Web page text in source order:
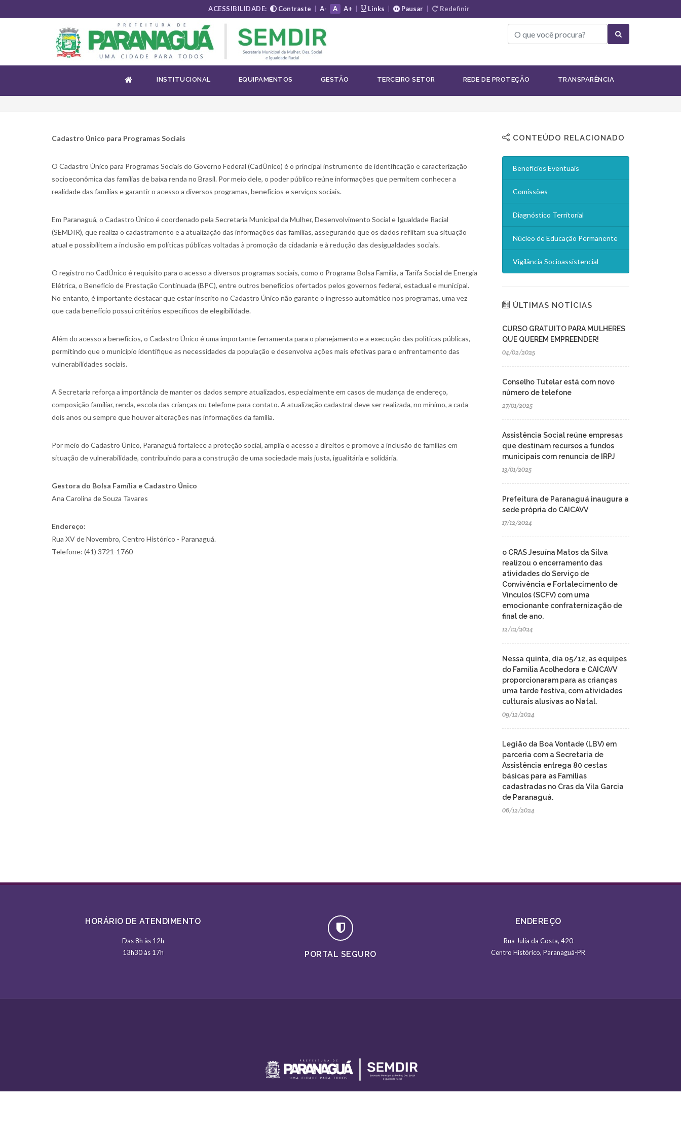
ACESSIBILIDADE: Contraste A- A A+ Links Pausar Redefinir
INSTITUCIONAL EQUIPAMENTOS GESTÃO TERCEIRO SETOR REDE DE PROTEÇÃO TRANSPARÊNCIA
CADASTRO ÚNICO PARA PROGRAMAS SOCIAIS Gestão Gestão do SUAS
Cadastro Único para Programas Sociais
O Cadastro Único para Programas Sociais do Governo Federal (CadÚnico) é o principal instrumento de identificação e caracterização
socioeconômica das famílias de baixa renda no Brasil. Por meio dele, o poder público reúne informações que permitem conhecer a
realidade das famílias e garantir o acesso a diversos programas, benefícios e serviços sociais.
Em Paranaguá, o Cadastro Único é coordenado pela Secretaria Municipal da Mulher, Desenvolvimento Social e Igualdade Racial
(SEMDIR), que realiza o cadastramento e a atualização das informações das famílias, assegurando que os dados reflitam sua situação
atual e possibilitem a inclusão em políticas públicas voltadas à promoção da cidadania e à redução das desigualdades sociais.
O registro no CadÚnico é requisito para o acesso a diversos programas sociais, como o Programa Bolsa Família, a Tarifa Social de Energia
Elétrica, o Benefício de Prestação Continuada (BPC), entre outros benefícios ofertados pelos governos federal, estadual e municipal.
No entanto, é importante destacar que estar inscrito no Cadastro Único não garante o ingresso automático nos programas, uma vez
que cada benefício possui critérios específicos de elegibilidade.
Além do acesso a benefícios, o Cadastro Único é uma importante ferramenta para o planejamento e a execução das políticas públicas,
permitindo que o município identifique as necessidades da população e desenvolva ações mais efetivas para o enfrentamento das
vulnerabilidades sociais.
A Secretaria reforça a importância de manter os dados sempre atualizados, especialmente em casos de mudança de endereço,
composição familiar, renda, escola das crianças ou telefone para contato. A atualização cadastral deve ser realizada, no mínimo, a cada
dois anos ou sempre que houver alterações nas informações da família.
Por meio do Cadastro Único, Paranaguá fortalece a proteção social, amplia o acesso a direitos e promove a inclusão de famílias em
situação de vulnerabilidade, contribuindo para a construção de uma sociedade mais justa, igualitária e solidária.
Gestora do Bolsa Família e Cadastro Único
Ana Carolina de Souza Tavares
Endereço:
Rua XV de Novembro, Centro Histórico - Paranaguá.
Telefone: (41) 3721-1760
CONTEÚDO RELACIONADO
Benefícios Eventuais
Comissões
Diagnóstico Territorial
Núcleo de Educação Permanente
Vigilância Socioassistencial
ÚLTIMAS NOTÍCIAS
CURSO GRATUITO PARA MULHERES
QUE QUEREM EMPREENDER!
04/02/2025
Conselho Tutelar está com novo
número de telefone
27/01/2025
Assistência Social reúne empresas
que destinam recursos a fundos
municipais com renuncia de IRPJ
13/01/2025
Prefeitura de Paranaguá inaugura a
sede própria do CAICAVV
17/12/2024
o CRAS Jesuína Matos da Silva
realizou o encerramento das
atividades do Serviço de
Convivência e Fortalecimento de
Vínculos (SCFV) com uma
emocionante confraternização de
final de ano.
12/12/2024
Nessa quinta, dia 05/12, as equipes
do Família Acolhedora e CAICAVV
proporcionaram para as crianças
uma tarde festiva, com atividades
culturais alusivas ao Natal.
09/12/2024
Legião da Boa Vontade (LBV) em
parceria com a Secretaria de
Assistência entrega 80 cestas
básicas para as Famílias
cadastradas no Cras da Vila Garcia
de Paranaguá.
06/12/2024
HORÁRIO DE ATENDIMENTO
Das 8h às 12h
13h30 às 17h
PORTAL SEGURO
ENDEREÇO
Rua Julia da Costa, 420
Centro Histórico, Paranaguá-PR